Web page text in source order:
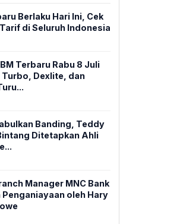
Berlaku Hari Ini, Cek
di Seluruh Indonesia
Terbaru Rabu 8 Juli
Dexlite, dan
Banding, Teddy
Ditetapkan Ahli
Manager MNC Bank
Penganiayaan oleh Hary